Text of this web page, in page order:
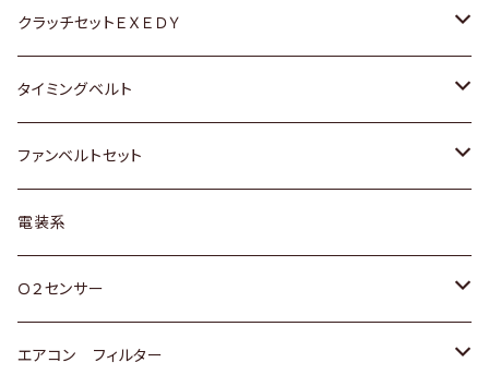
マツダ
三菱
スバル
日野
アストロ（シボレー）
クライスラー
日産
ダイハツ
マツダ
三菱
スバル
日産
ホンダ
マツダ
ホンダ
スズキ
ダイハツ
マツダ
三菱
スバル
クラッチセットＥＸＥＤＹ
ホンダ
スズキ
日産
ダイハツ
マツダ
タイミングベルト
トヨタ
スズキ
ダイハツ
三菱
ファンベルトセット
トヨタ
ホンダ
スズキ
電装系
Ｏ２センサー
トヨタ
エアコン フィルター